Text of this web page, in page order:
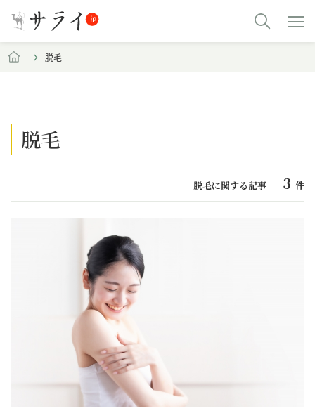
脱毛
脱毛
脱毛に関する記事 3 件